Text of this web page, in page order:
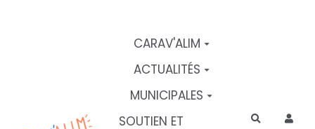
CARAV'ALIM
ACTUALITÉS
MUNICIPALES
SOUTIEN ET
Rechercher